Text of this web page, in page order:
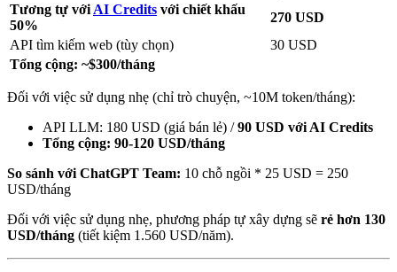
Tương tự với AI Credits với chiết khấu
50%
270 USD
API tìm kiếm web (tùy chọn)
30 USD
Tổng cộng: ~$300/tháng
Đối với việc sử dụng nhẹ (chỉ trò chuyện, ~10M token/tháng):
API LLM: 180 USD (giá bán lẻ) /90 USD với AI Credits
Tổng cộng: 90-120 USD/tháng
So sánh với ChatGPT Team: 10 chỗ ngồi * 25 USD = 250
USD/tháng
Đối với việc sử dụng nhẹ, phương pháp tự xây dựng sẽ rẻ hơn 130
USD/tháng (tiết kiệm 1.560 USD/năm).